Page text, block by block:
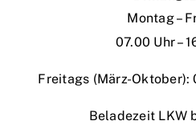
Montag –
07.00 Uhr –
Freitags (März-Oktober):
Beladezeit LKW